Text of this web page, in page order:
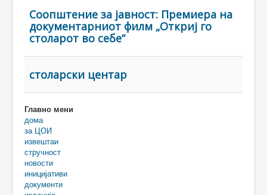
Соопштение за јавност: Премиера на
документарниот филм „Откриј го
столарот во себе“
столарски центар
Главно мени
дома
за ЦОИ
извештаи
стручност
новости
иницијативи
документи